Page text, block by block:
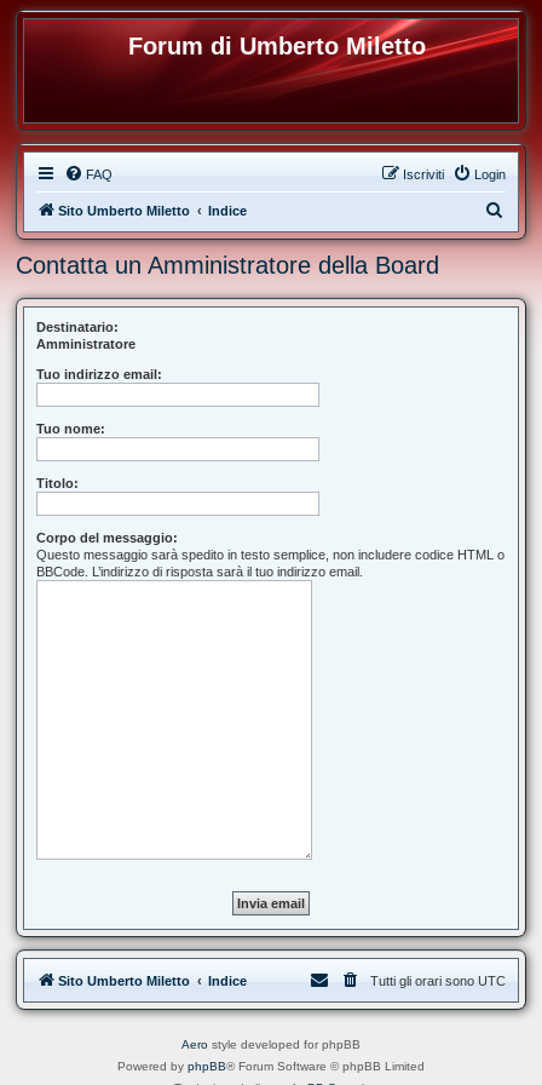
Forum di Umberto Miletto
FAQ Login
Iscriviti
Sito Umberto Miletto Indice
e
c
Contatta un Amministratore della Board
Destinatario:
Amministratore
Tuo indirizzo email:
Tuo nome:
Titolo:
Corpo del messaggio:
Questo messaggio sarà spedito in testo semplice, non includere codice HTML o
BBCode. L’indirizzo di risposta sarà il tuo indirizzo email.
Sito Umberto Miletto Indice Tutti gli orari sono UTC
Aero style developed for phpBB
Powered by phpBB® Forum Software © phpBB Limited